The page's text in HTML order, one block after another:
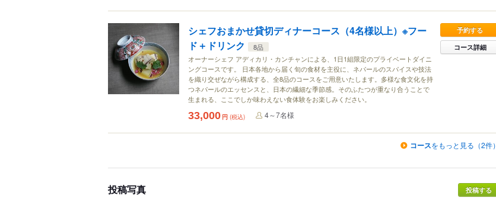
シェフおまかせ貸切ディナーコース（4名様以上）※フー
ド＋ドリンク
8品
オーナーシェフ アディカリ・カンチャンによる、1日1組限定のプライベートダイニ
ングコースです。 日本各地から届く旬の食材を主役に、ネパールのスパイスや技法
を織り交ぜながら構成する、全8品のコースをご用意いたします。多様な食文化を持
つネパールのエッセンスと、日本の繊細な季節感。そのふたつが重なり合うことで
生まれる、ここでしか味わえない食体験をお楽しみください。
予約する
コース詳細
33,000 円 (税込) 4～7名様
コースをもっと見る（2件）
投稿写真 投稿する